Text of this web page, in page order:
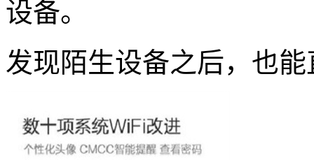
设备。
发现陌生设备之后，也